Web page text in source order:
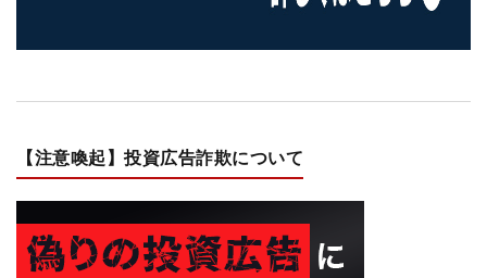
【注意喚起】投資広告詐欺について